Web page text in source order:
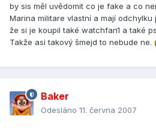
by sis měl uvědomit co je fake a co
Marina militare vlastní a mají odchylku
že si je koupil také watchfan1 a také
Takže asi takový šmejd to nebude ne.
Baker
Odesláno 11. června 2007